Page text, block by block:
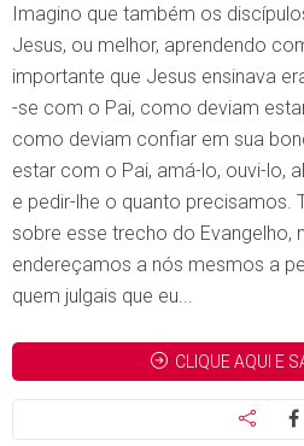
Imagino que também os
Jesus, ou melhor, aprendendo
importante que Jesus ensinava
-se com o Pai, como deviam
como deviam confiar em sua
estar com o Pai, amá-lo, ouvi-lo,
e pedir-lhe o quanto precisamos.
sobre esse trecho do Evangelho,
endereçamos a nós mesmos a
quem julgais que eu...
CLIQUE AQUI E